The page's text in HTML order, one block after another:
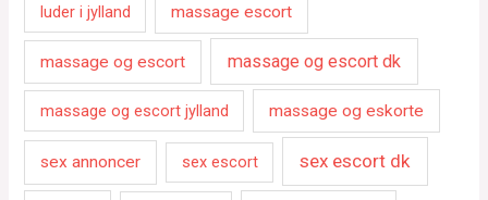
luder i jylland massage escort
massage og escort massage og escort dk
massage og escort jylland massage og eskorte
sex annoncer sex escort sex escort dk